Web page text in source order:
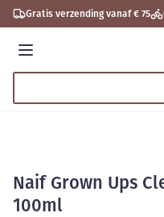
Ga naar de inhoud
Gratis verzending vanaf € 75
Menu
Naif Grown Ups
100ml